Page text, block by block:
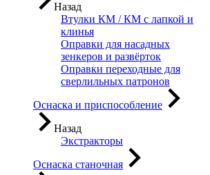
Назад
Втулки КМ / КМ с лапкой и
клинья
Оправки для насадных
зенкеров и развёрток
Оправки переходные для
сверлильных патронов
Оснаска и приспособление
Назад
Экстракторы
Оснаска станочная